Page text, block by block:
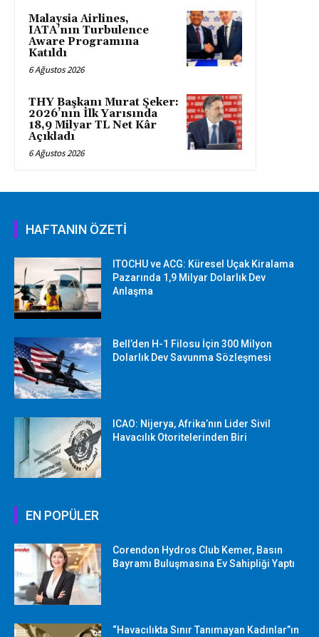
Malaysia Airlines,
IATA’nın Turbulence
Aware Programına
Katıldı
6 Ağustos 2026
THY Başkanı Murat Şeker:
2026’nın İlk Yarısında
18,9 Milyar TL Net Kâr
Açıkladı
6 Ağustos 2026
HAFTANIN ÖZETİ
ITOCHU ve ACG: Küresel Uçak Kiralama
Pazarında 1,9 Milyar Dolarlık Dev
Anlaşma
Bell’den H-1 Filosu İçin 300 Milyon
Dolarlık Dev Savunma Sözleşmesi
ICAO: Nijerya, Afrika’nın Lider Sivil
Havacılık Otoritelerinden Biri
EN POPÜLER
Corendon Hydros Club Kemer, Basın
Bayramı Buluşmasına Ev Sahipliği Yaptı
“Havacılıkta Sınır Tanımayan Kadınlar”ın